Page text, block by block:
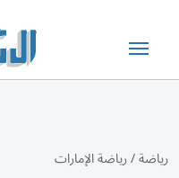
رياضة/رياضة الإمارات